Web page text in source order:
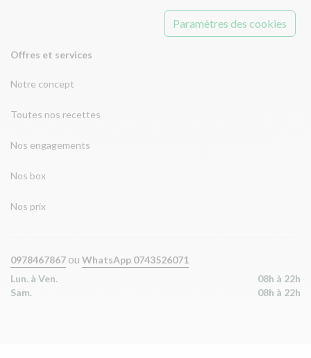
Offres et services
Notre concept
Toutes nos recettes
Nos engagements
Nos box
Nos prix
Paramètres des cookies
0978467867 ou WhatsApp 0743526071
Lun. à Ven.
08h à 22h
Sam.
08h à 22h